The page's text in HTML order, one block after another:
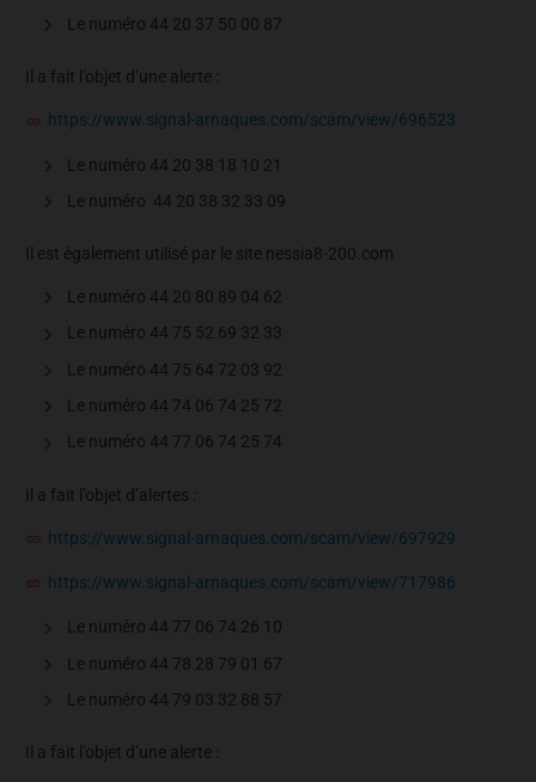
Le numéro 44 20 37 50 00 87
Il a fait l’objet d’une alerte :
https://www.signal-arnaques.com/scam/view/696523
Le numéro 44 20 38 18 10 21
Le numéro 44 20 38 32 33 09
Il est également utilisé par le site nessia8-200.com
Le numéro 44 20 80 89 04 62
Le numéro 44 75 52 69 32 33
Le numéro 44 75 64 72 03 92
Le numéro 44 74 06 74 25 72
Le numéro 44 77 06 74 25 74
Il a fait l’objet d’alertes :
https://www.signal-arnaques.com/scam/view/697929
https://www.signal-arnaques.com/scam/view/717986
Le numéro 44 77 06 74 26 10
Le numéro 44 78 28 79 01 67
Le numéro 44 79 03 32 88 57
Il a fait l’objet d’une alerte :